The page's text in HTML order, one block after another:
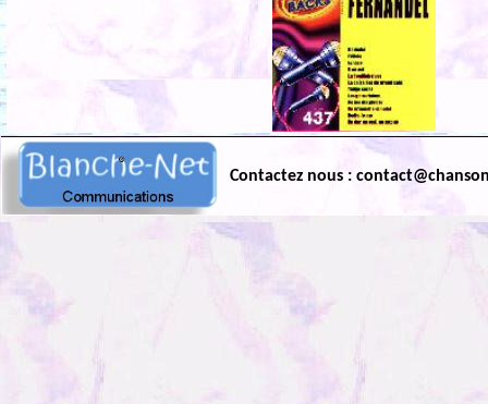
Contactez nous :